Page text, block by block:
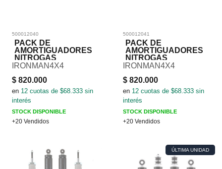
500012040
PACK DE
AMORTIGUADORES
NITROGAS
IRONMAN4X4
$ 820.000
en 12 cuotas de $68.333 sin
interés
STOCK DISPONIBLE
+20 Vendidos
500012041
PACK DE
AMORTIGUADORES
NITROGAS
IRONMAN4X4
$ 820.000
en 12 cuotas de $68.333 sin
interés
STOCK DISPONIBLE
+20 Vendidos
ÚLTIMA UNIDAD